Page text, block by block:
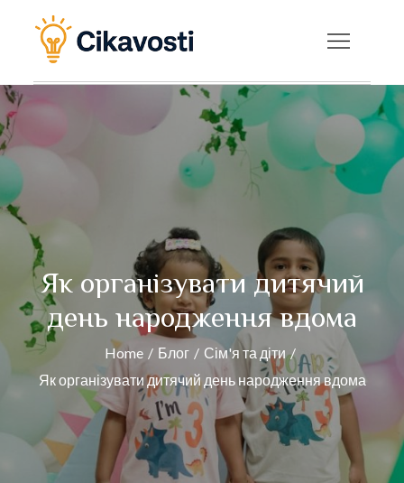
Cikavosti — Цікаві
факти, новини та
корисні статті на
будь-яку тему
Як організувати дитячий
день народження вдома
Home Блог
Сім'я та діти
Як організувати дитячий день народження вдома